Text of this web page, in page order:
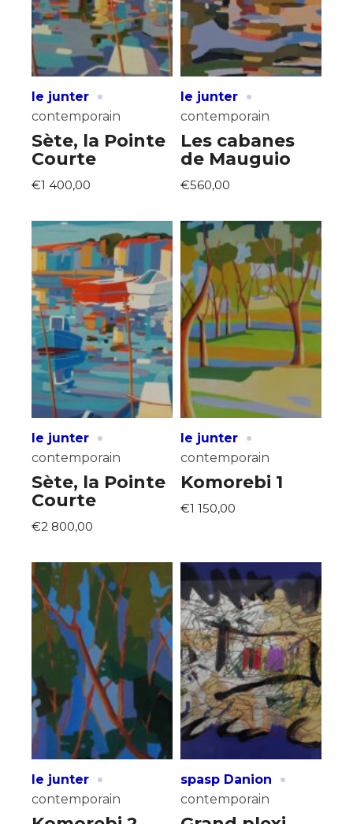
le junter ·
contemporain
Sète, la Pointe
Courte
€1 400,00
le junter ·
contemporain
Les cabanes
de Mauguio
€560,00
le junter ·
contemporain
Sète, la Pointe
Courte
€2 800,00
le junter ·
contemporain
Komorebi 1
€1 150,00
le junter ·
contemporain
spasp Danion ·
contemporain